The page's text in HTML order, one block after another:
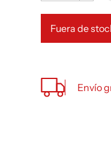
Fuera de
Envío